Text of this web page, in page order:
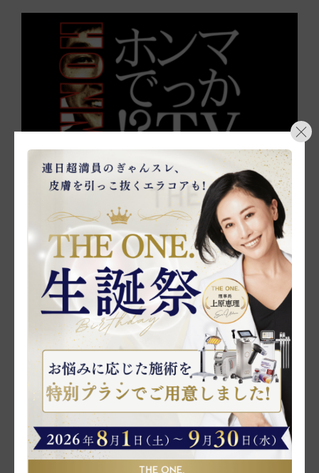
明石家さんまさんがMCを務めるフジテレビ「ホ
ンマでっか！？TV」に上原恵理院長が出演いたします。
2023/01/17 日本美容外科学会（JSAPS）広報委員会 委員に
上原恵理院長が就任いたしました